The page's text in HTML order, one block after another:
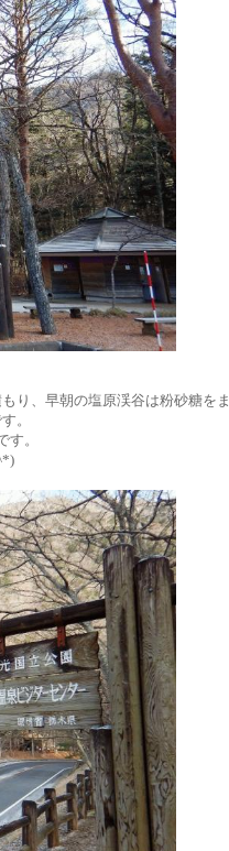
り、早朝の塩原渓谷は粉砂糖をま
。
。